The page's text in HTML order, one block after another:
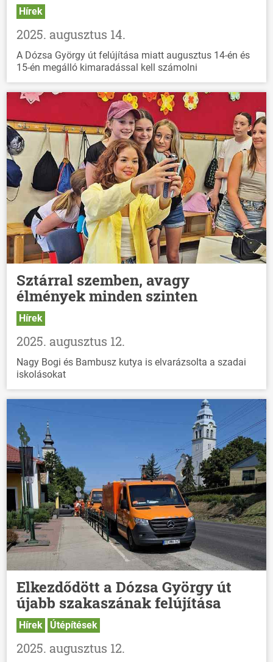
Hírek
2025. augusztus 14.
A Dózsa György út felújítása miatt augusztus 14-én és
15-én megálló kimaradással kell számolni
Sztárral szemben, avagy
élmények minden szinten
Hírek
2025. augusztus 12.
Nagy Bogi és Bambusz kutya is elvarázsolta a szadai
iskolásokat
Elkezdődött a Dózsa György út
újabb szakaszának felújítása
Hírek Útépítések
2025. augusztus 12.